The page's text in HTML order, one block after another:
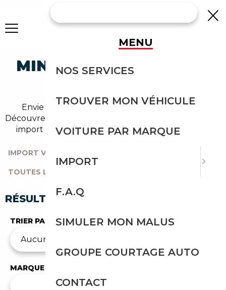
MINI COUPE OCCASION
Envie d'acheter une coupe au meilleur prix ?
Découvrez un grand choix d'annonces disponibles en
import avec l'accompagnement Courtage Auto.
IMPORT VOITURE
TOUTES LES OCCASIONS
RÉSULTATS DE VOTRE RECHERCHE
TRIER PAR
MARQUE
MINI
MENU
NOS SERVICES
TROUVER MON VÉHICULE
VOITURE PAR MARQUE
IMPORT
F.A.Q
SIMULER MON MALUS
GROUPE COURTAGE AUTO
CONTACT